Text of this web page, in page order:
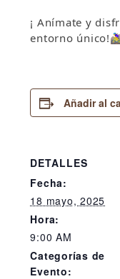
¡ Anímate y
entorno único!
Añadir al
DETALLES
Fecha:
18 mayo, 2025
Hora:
9:00 AM
Categorías de
Evento: